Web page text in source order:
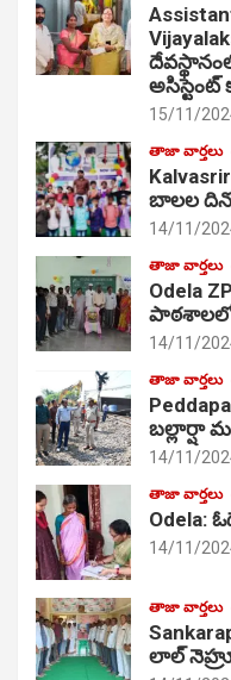
అసిస్టెంట్
15/11/
తాజా వార్తలు
బాలల
14/11/
తాజా వార్తలు
Odela
పాఠ‌శాల‌లో
14/11/
తాజా వార్తలు
బల్లార్షా
14/11/
తాజా వార్తలు
Odela:
14/11/
తాజా వార్తలు
లాల్